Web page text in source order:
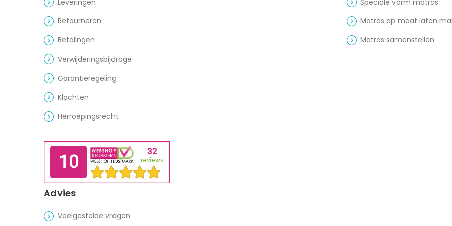
Retourneren
Betalingen
Verwijderingsbijdrage
Garantieregeling
Klachten
Herroepingsrecht
Matras op maat laten
Matras samenstellen
Advies
Veelgestelde vragen